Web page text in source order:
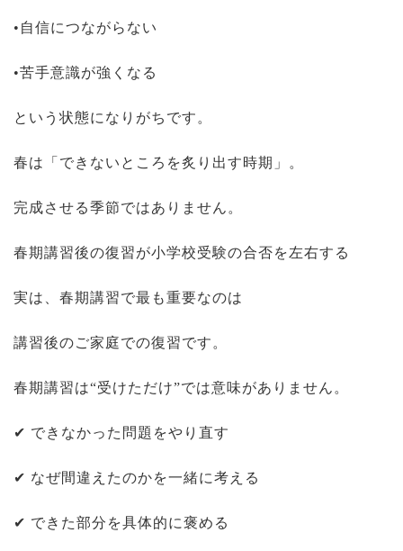
•自信につながらない
•苦手意識が強くなる
という状態になりがちです。
春は「できないところを炙り出す時期」。
完成させる季節ではありません。
春期講習後の復習が小学校受験の合否を左右する
実は、春期講習で最も重要なのは
講習後のご家庭での復習です。
春期講習は“受けただけ”では意味がありません。
✔ できなかった問題をやり直す
✔ なぜ間違えたのかを一緒に考える
✔ できた部分を具体的に褒める